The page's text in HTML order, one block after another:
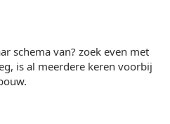
schema van? zoek even met
is al meerdere keren voorbij